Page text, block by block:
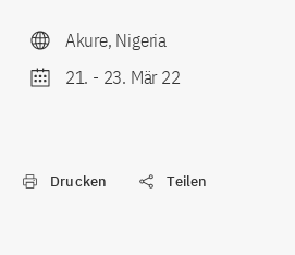
Akure, Nigeria
21. - 23. Mär 22
Drucken Teilen